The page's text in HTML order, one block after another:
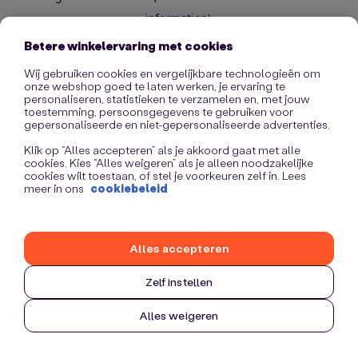
information).
Betere winkelervaring met cookies
Wij gebruiken cookies en vergelijkbare technologieën om
onze webshop goed te laten werken, je ervaring te
personaliseren, statistieken te verzamelen en, met jouw
toestemming, persoonsgegevens te gebruiken voor
gepersonaliseerde en niet-gepersonaliseerde advertenties.
Klik op “Alles accepteren” als je akkoord gaat met alle
cookies. Kies “Alles weigeren” als je alleen noodzakelijke
cookies wilt toestaan, of stel je voorkeuren zelf in. Lees
meer in ons cookiebeleid
Zelf instellen
Alles weigeren
Alles accepteren